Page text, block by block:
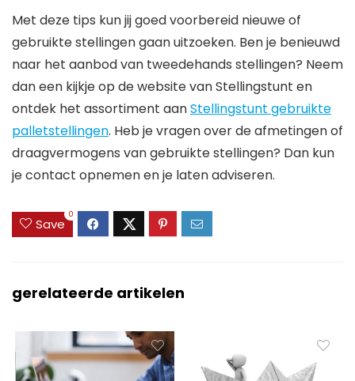
Met deze tips kun jij goed voorbereid nieuwe of
gebruikte stellingen gaan uitzoeken. Ben je benieuwd
naar het aanbod van tweedehands stellingen? Neem
dan een kijkje op de website van Stellingstunt en
ontdek het assortiment aanStellingstunt gebruikte
palletstellingen. Heb je vragen over de afmetingen of
draagvermogens van gebruikte stellingen? Dan kun
je contact opnemen en je laten adviseren.
Save
0
gerelateerde artikelen